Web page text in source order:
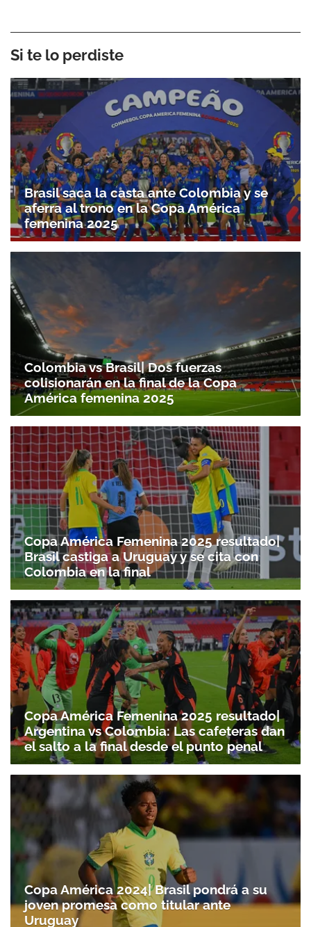
Si te lo perdiste
Brasil saca la casta ante Colombia y se
aferra al trono en la Copa América
femenina 2025
Colombia vs Brasil| Dos fuerzas
colisionarán en la final de la Copa
América femenina 2025
Copa América Femenina 2025 resultado|
Brasil castiga a Uruguay y se cita con
Colombia en la final
Copa América Femenina 2025 resultado|
Argentina vs Colombia: Las cafeteras dan
el salto a la final desde el punto penal
Copa América 2024| Brasil pondrá a su
joven promesa como titular ante
Uruguay